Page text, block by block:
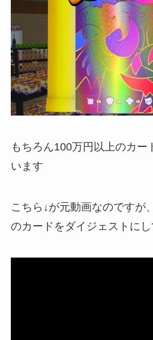
もちろん100万円以上のカー
います
こちら↓が元動画なのですが
のカードをダイジェストに